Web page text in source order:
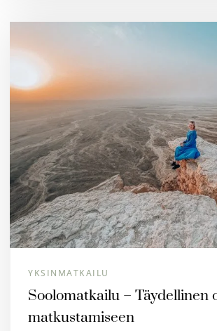
YKSINMATKAILU
Soolomatkailu – Täydellinen
matkustamiseen